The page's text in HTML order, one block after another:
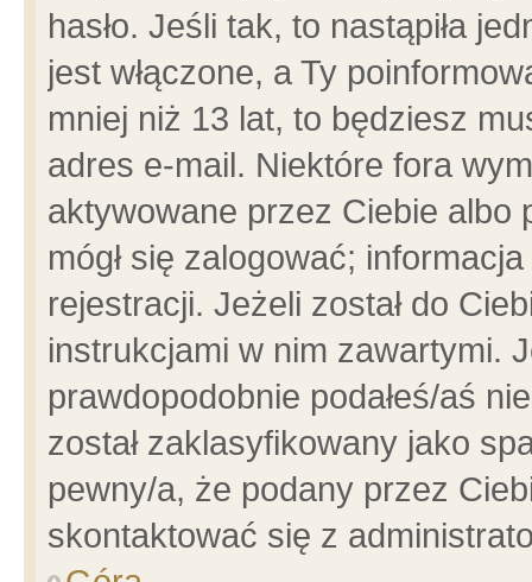
hasło. Jeśli tak, to nastąpiła
jest włączone, a Ty
mniej niż 13 lat, to będziesz
adres e-mail. Niektóre fora
aktywowane przez Ciebie albo
mógł się zalogować;
rejestracji. Jeżeli został do
instrukcjami w nim zawartymi.
prawdopodobnie podałeś/aś
został zaklasyfikowany jako
pewny/a, że podany przez
skontaktować się z